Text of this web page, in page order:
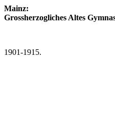
Mainz:
Grossherzogliches Altes
1901-1915.